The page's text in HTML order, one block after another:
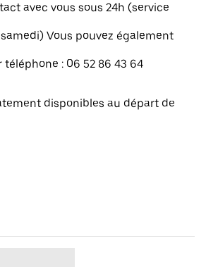
avec vous sous 24h (service
Vous pouvez également
: 06 52 86 43 64
disponibles au départ de